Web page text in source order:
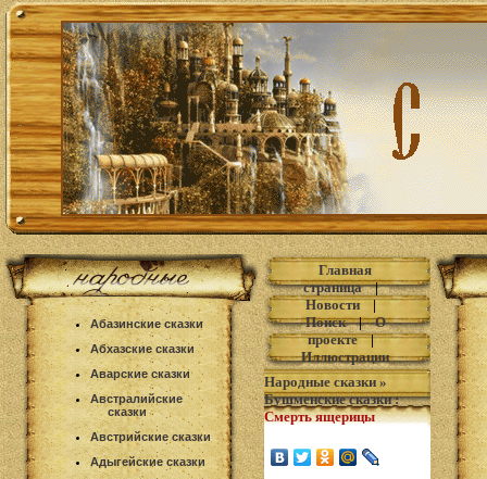
Абазинские сказки
Абхазские сказки
Аварские сказки
Австралийские
сказки
Австрийские сказки
Адыгейские сказки
Главная
страница|
Новости|
Поиск|О
проекте|
Иллюстрации
Народные сказки »
Бушменские сказки:
Смерть ящерицы